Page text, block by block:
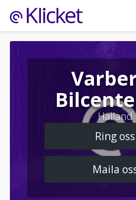
Halland
Ring oss
Maila